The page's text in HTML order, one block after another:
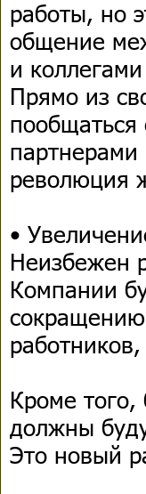
работы, но
общение
и
Прямо из
пообщаться
партнерами
революция
•
Неизбежен
Компании
Кроме
должны
Это новый